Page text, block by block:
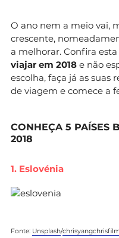
O ano nem a meio vai,
crescente,
a melhorar. Confira
viajar em 2018 e não
escolha, faça já as suas
de viagem e comece a
CONHEÇA 5 PAÍSES
2018
1. Eslovénia
Fonte: Unsplash/